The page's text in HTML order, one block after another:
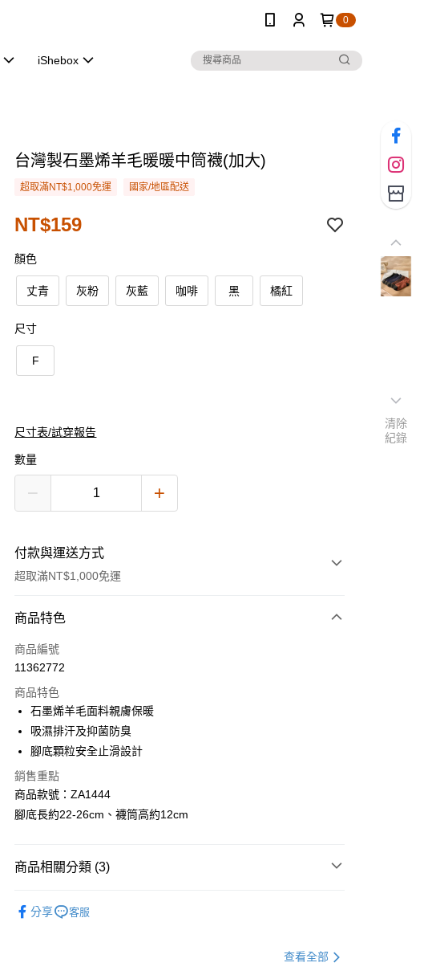
0
iShebox
台灣製石墨烯羊毛暖暖中筒襪(加大)
超取滿NT$1,000免運 國家/地區配送
NT$159
顏色
丈青 灰粉 灰藍 咖啡 黑 橘紅
尺寸
F
尺寸表/試穿報告
數量
付款與運送方式
超取滿NT$1,000免運
付款方式
信用卡一次付款
超商取貨付款
LINE Pay
運送方式
每筆NT$60，滿NT$1,000(含以上)免運費
每筆NT$60，滿NT$1,000(含以上)免運費
商品特色
商品編號
11362772
商品特色
石墨烯羊毛面料親膚保暖
吸濕排汗及抑菌防臭
腳底顆粒安全止滑設計
銷售重點
商品款號：ZA1444
腳底長約22-26cm、襪筒高約12cm
商品相關分類 (3)
分享 客服
查看全部
清除
紀錄